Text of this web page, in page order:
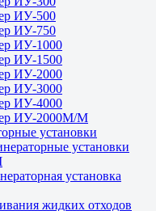
ИУ-500
ИУ-750
ИУ-1000
ИУ-1500
ИУ-2000
ИУ-3000
ИУ-4000
ИУ-2000М/М
установки
установки
установка
жидких отходов